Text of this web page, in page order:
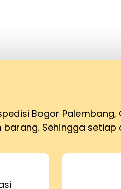
Bogor
Sehingga